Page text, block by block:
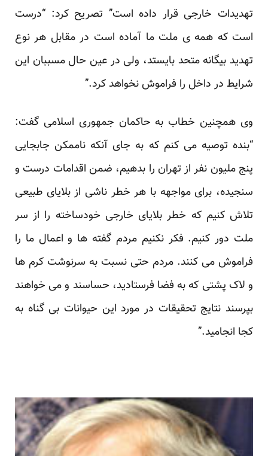
تهدیدات خارجی قرار داده است” تصریح کرد: “درست
است که همه ی ملت ما آماده است در مقابل هر نوع
تهدید بیگانه متحد بایستد، ولی در عین حال مسببان این
شرایط در داخل را فراموش نخواهد کرد.”
وی همچنین خطاب به حاکمان جمهوری اسلامی گفت:
“بنده توصیه می کنم که به جای آنکه ناممکن جابجایی
پنج ملیون نفر از تهران را بدهیم، ضمن اقدامات درست و
سنجیده، برای مواجهه با هر خطر ناشی از بلایای طبیعی
تلاش کنیم که خطر بلایای خارجی خودساخته را از سر
ملت دور کنیم. فکر نکنیم مردم گفته ها و اعمال ما را
فراموش می کنند. مردم حتی نسبت به سرنوشت کرم ها
و لاک پشتی که به فضا فرستادید، حساسند و می خواهند
بپرسند نتایج تحقیقات در مورد این حیوانات بی گناه به
کجا انجامید.”